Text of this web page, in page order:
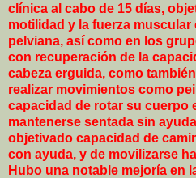
clínica al cabo de 15 días,
motilidad y la fuerza
pelviana, así como en los
con recuperación de la
cabeza erguida, como
realizar movimientos como
capacidad de rotar su cuerpo
mantenerse sentada sin
objetivado capacidad de
con ayuda, y de movilizarse
Hubo una notable mejoría en